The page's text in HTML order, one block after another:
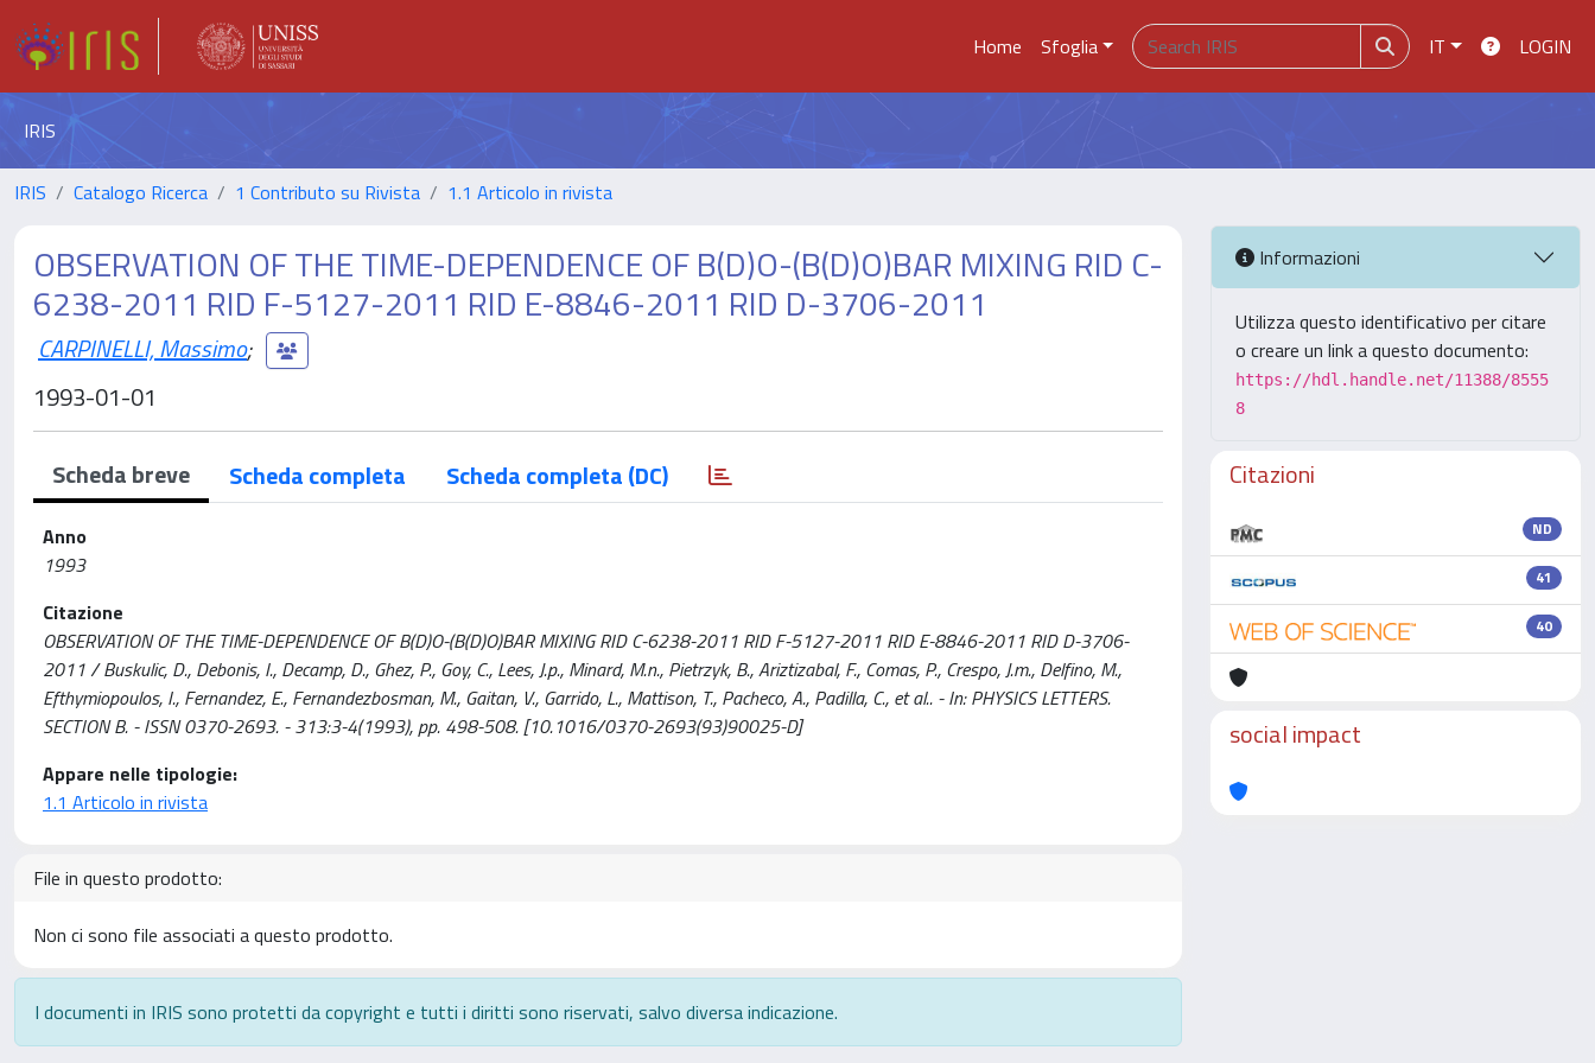
Home Sfoglia IT LOGIN
IRIS
IRIS Catalogo Ricerca 1 Contributo su Rivista 1.1 Articolo in rivista
OBSERVATION OF THE TIME-DEPENDENCE OF B(D)O-(B(D)O)BAR MIXING RID C-
6238-2011 RID F-5127-2011 RID E-8846-2011 RID D-3706-2011
CARPINELLI, Massimo;
1993-01-01
Scheda breve Scheda completa Scheda completa (DC)
Anno
1993
Citazione
OBSERVATION OF THE TIME-DEPENDENCE OF B(D)O-(B(D)O)BAR MIXING RID C-6238-2011 RID F-5127-2011 RID E-8846-2011 RID D-3706-
2011 / Buskulic, D., Debonis, I., Decamp, D., Ghez, P., Goy, C., Lees, J.p., Minard, M.n., Pietrzyk, B., Ariztizabal, F., Comas, P., Crespo, J.m., Delfino, M.,
Efthymiopoulos, I., Fernandez, E., Fernandezbosman, M., Gaitan, V., Garrido, L., Mattison, T., Pacheco, A., Padilla, C., et al.. - In: PHYSICS LETTERS.
SECTION B. - ISSN 0370-2693. - 313:3-4(1993), pp. 498-508. [10.1016/0370-2693(93)90025-D]
Appare nelle tipologie:
1.1 Articolo in rivista
File in questo prodotto:
Non ci sono file associati a questo prodotto.
I documenti in IRIS sono protetti da copyright e tutti i diritti sono riservati, salvo diversa indicazione.
Informazioni
Utilizza questo identificativo per citare
o creare un link a questo documento:
https://hdl.handle.net/11388/8555
8
Citazioni
ND
41
40
social impact